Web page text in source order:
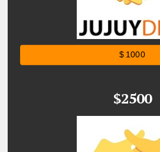
$ 1000
$2500